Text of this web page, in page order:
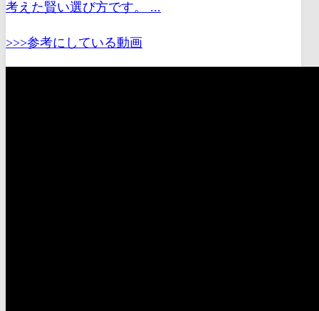
考えた賢い選び方です。 ...
>>>参考にしている動画